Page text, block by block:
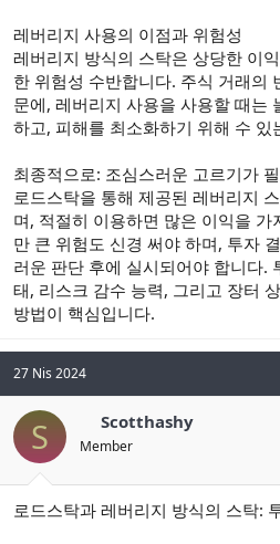
레버리지 사용의 이점과 위험성
레버리지 방식의 스탁은 상당한 이
한 위험성 수반합니다. 주식 거래의
문에, 레버리지 사용을 사용할 때는
하고, 피해를 최소화하기 위해 수
최종적으로: 조심스러운 고르기가
로드스탁을 통해 제공된 레버리지
며, 적절히 이용하면 많은 이익을 가
만 큰 위험도 신경 써야 하며, 투자
러운 판단 후에 실시되어야 합니다.
태, 리스크 감수 능력, 그리고 장터
방법이 핵심입니다.
27 Nis 2024
S Scotthashy
Member
로드스탁과 레버리지 방식의 스탁: